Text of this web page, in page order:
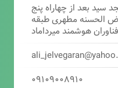
سید بعد از چهاراه پنج
الحسنه مطهری طبقه
هوشمند میرداماد
۰۹۱۰۹۰۰۸۹۱۰